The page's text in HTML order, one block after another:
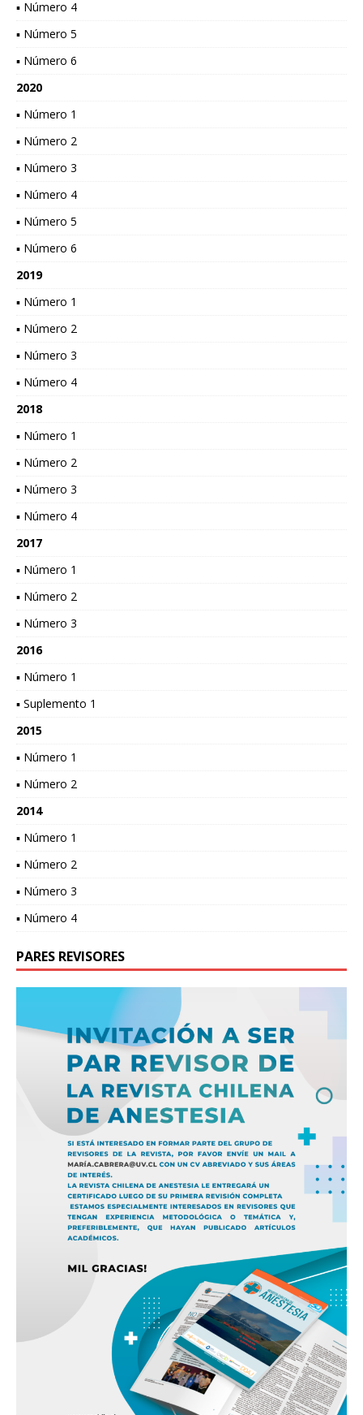
▪ Número 4
▪ Número 5
▪ Número 6
2020
▪ Número 1
▪ Número 2
▪ Número 3
▪ Número 4
▪ Número 5
▪ Número 6
2019
▪ Número 1
▪ Número 2
▪ Número 3
▪ Número 4
2018
▪ Número 1
▪ Número 2
▪ Número 3
▪ Número 4
2017
▪ Número 1
▪ Número 2
▪ Número 3
2016
▪ Número 1
▪ Suplemento 1
2015
▪ Número 1
▪ Número 2
2014
▪ Número 1
▪ Número 2
▪ Número 3
▪ Número 4
PARES REVISORES